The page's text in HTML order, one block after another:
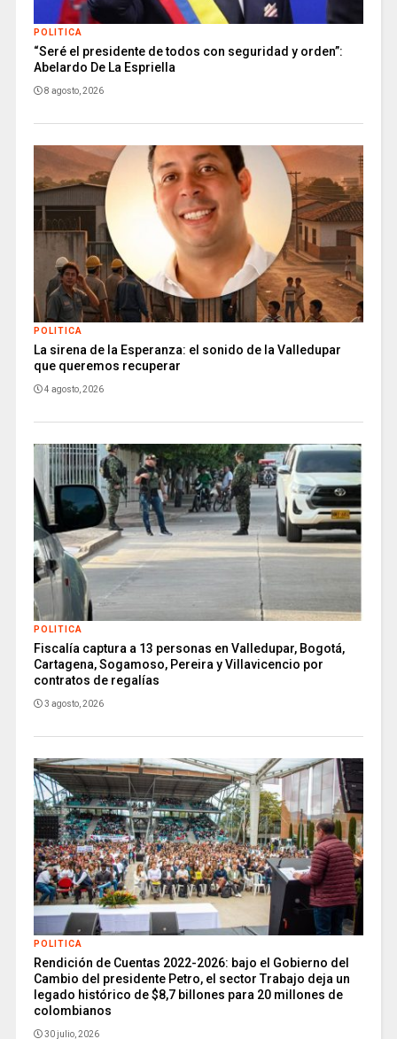
POLITICA
“Seré el presidente de todos con seguridad y orden”:
Abelardo De La Espriella
8 agosto, 2026
POLITICA
La sirena de la Esperanza: el sonido de la Valledupar
que queremos recuperar
4 agosto, 2026
POLITICA
Fiscalía captura a 13 personas en Valledupar, Bogotá,
Cartagena, Sogamoso, Pereira y Villavicencio por
contratos de regalías
3 agosto, 2026
POLITICA
Rendición de Cuentas 2022-2026: bajo el Gobierno del
Cambio del presidente Petro, el sector Trabajo deja un
legado histórico de $8,7 billones para 20 millones de
colombianos
30 julio, 2026